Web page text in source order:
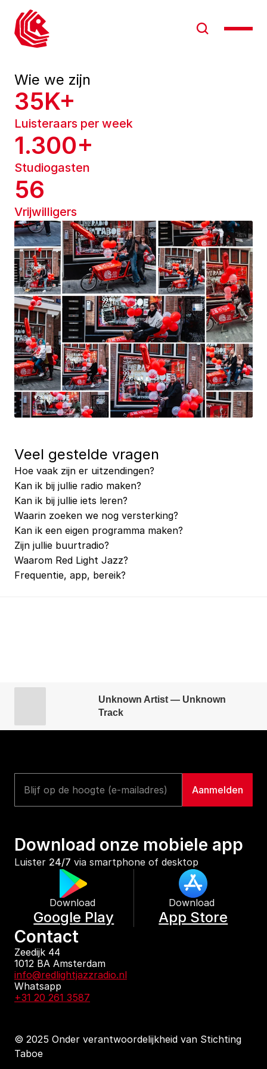
Wie we zijn
35K+
Luisteraars per week
1.300+
Studiogasten
56
Vrijwilligers
Veel gestelde vragen
Hoe vaak zijn er uitzendingen?
Kan ik bij jullie radio maken?
Kan ik bij jullie iets leren?
Waarin zoeken we nog versterking?
Kan ik een eigen programma maken?
Zijn jullie buurtradio?
Waarom Red Light Jazz?
Frequentie, app, bereik?
Unknown Artist — Unknown
Track
Download onze mobiele app
Luister 24/7 via smartphone of desktop
Download
Google Play
Download
App Store
Contact
Zeedijk 44
1012 BA Amsterdam
info@redlightjazzradio.nl
Whatsapp
+31 20 261 3587
© 2025 Onder verantwoordelijkheid van Stichting
Taboe